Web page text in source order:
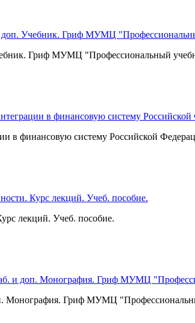
Гриф МУМЦ "Профессиональный
в финансовую систему Российской
лекций. Учеб. пособие.
Монография. Гриф МУМЦ